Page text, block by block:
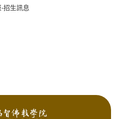
招生訊息